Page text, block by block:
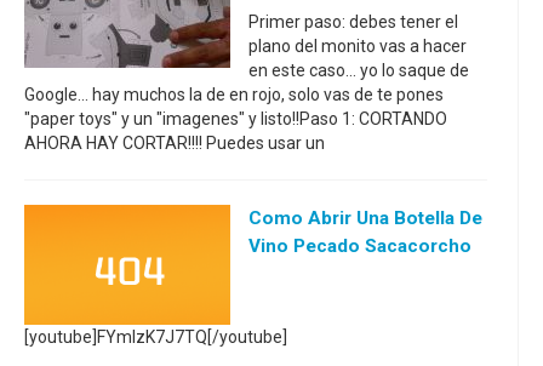
Primer paso: debes tener el
plano del monito vas a hacer
en este caso... yo lo saque de
Google... hay muchos la de en rojo, solo vas de te pones
"paper toys" y un "imagenes" y listo!!Paso 1: CORTANDO
AHORA HAY CORTAR!!!! Puedes usar un
Como Abrir Una Botella De
Vino Pecado Sacacorcho
[youtube]FYmlzK7J7TQ[/youtube]